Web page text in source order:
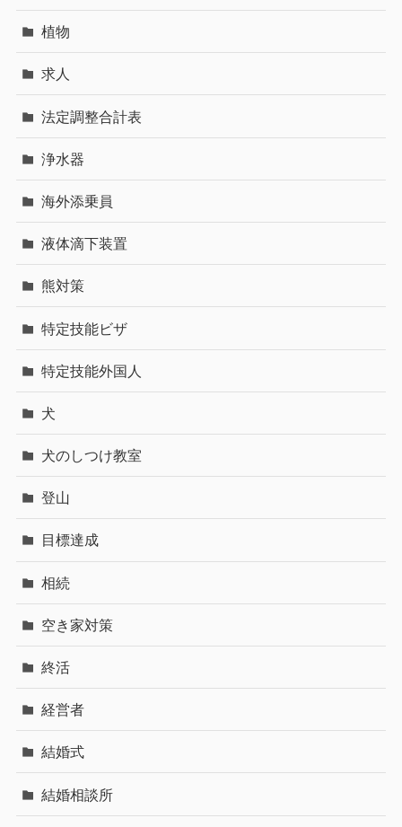
植物
求人
法定調整合計表
浄水器
海外添乗員
液体滴下装置
熊対策
特定技能ビザ
特定技能外国人
犬
犬のしつけ教室
登山
目標達成
相続
空き家対策
終活
経営者
結婚式
結婚相談所